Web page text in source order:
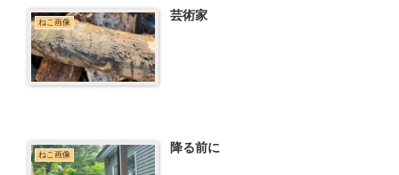
ねこ画像 芸術家
ねこ画像 降る前に